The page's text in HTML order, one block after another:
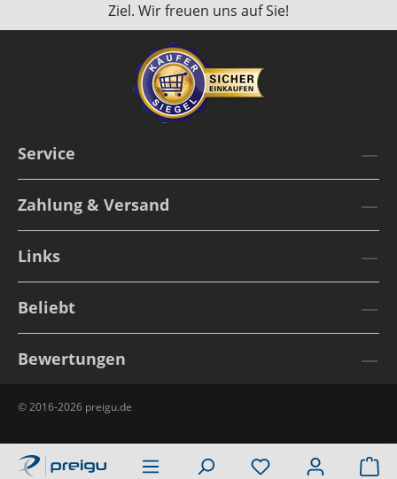
Ziel. Wir freuen uns auf Sie!
Service
Zahlung & Versand
Links
Beliebt
Bewertungen
© 2016-2026 preigu.de